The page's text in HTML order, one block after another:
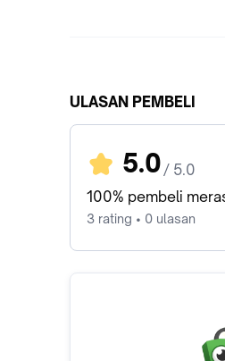
ULASAN PEMBELI
5.0 / 5.0
100% pembeli
3 rating • 0 ulasan